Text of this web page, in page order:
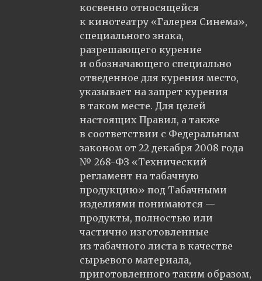
косвенно относящейся
к кинотеатру «Галерея Синема»,
специального знака,
разрешающего курение
и обозначающего специально
отведенное для курения место,
указывает на запрет курения
в таком месте. Для целей
настоящих Правил, а также
в соответствии с Федеральным
законом от 22 декабря 2008 года
№ 268-ФЗ «Технический
регламент на табачную
продукцию» под Табачными
изделиями понимаются —
продукты, полностью или
частично изготовленные
из табачного листа в качестве
сырьевого материала,
приготовленного таким образом,